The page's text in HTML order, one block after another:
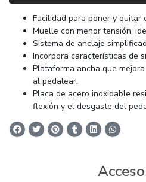
Facilidad para poner y quitar
Muelle con menor tensión,
Sistema de anclaje
Incorpora características de
Plataforma ancha que
al pedalear.
Placa de acero inoxidable
flexión y el desgaste del